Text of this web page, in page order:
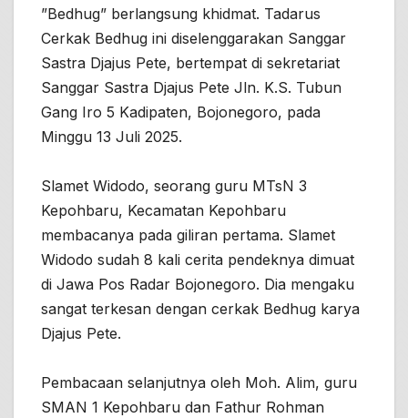
”Bedhug” berlangsung khidmat. Tadarus
Cerkak Bedhug ini diselenggarakan Sanggar
Sastra Djajus Pete, bertempat di sekretariat
Sanggar Sastra Djajus Pete Jln. K.S. Tubun
Gang Iro 5 Kadipaten, Bojonegoro, pada
Minggu 13 Juli 2025.
Slamet Widodo, seorang guru MTsN 3
Kepohbaru, Kecamatan Kepohbaru
membacanya pada giliran pertama. Slamet
Widodo sudah 8 kali cerita pendeknya dimuat
di Jawa Pos Radar Bojonegoro. Dia mengaku
sangat terkesan dengan cerkak Bedhug karya
Djajus Pete.
Pembacaan selanjutnya oleh Moh. Alim, guru
SMAN 1 Kepohbaru dan Fathur Rohman